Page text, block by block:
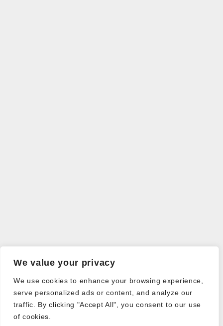
We value your privacy
We use cookies to enhance your browsing experience,
serve personalized ads or content, and analyze our
traffic. By clicking "Accept All", you consent to our use
of cookies.